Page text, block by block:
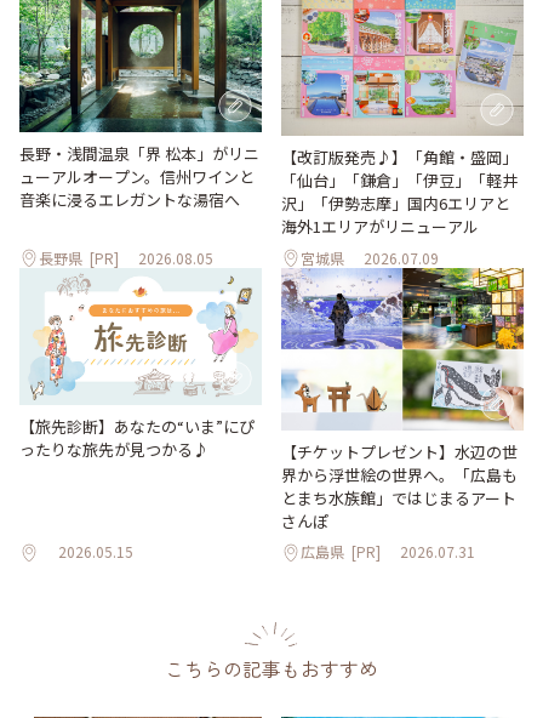
長野・浅間温泉「界 松本」がリニ
ューアルオープン。信州ワインと
音楽に浸るエレガントな湯宿へ
長野県 [PR] 2026.08.05
【改訂版発売♪】「角館・盛岡」
「仙台」「鎌倉」「伊豆」「軽井
沢」「伊勢志摩」国内6エリアと
海外1エリアがリニューアル
宮城県 2026.07.09
【旅先診断】あなたの“いま”にぴ
ったりな旅先が見つかる♪
2026.05.15
【チケットプレゼント】水辺の世
界から浮世絵の世界へ。「広島も
とまち水族館」ではじまるアート
さんぽ
広島県 [PR] 2026.07.31
こちらの記事もおすすめ